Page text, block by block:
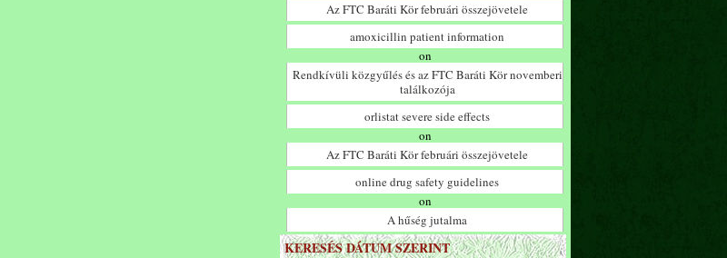
Az FTC Baráti Kör februári összejövetele
amoxicillin patient information
on
Rendkívüli közgyűlés és az FTC Baráti Kör novemberi
találkozója
orlistat severe side effects
on
Az FTC Baráti Kör februári összejövetele
online drug safety guidelines
on
A hűség jutalma
KERESÉS DÁTUM SZERINT